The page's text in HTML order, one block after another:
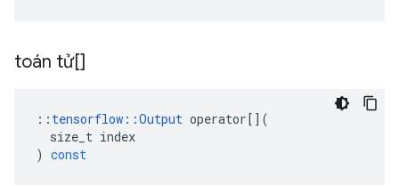
toán tử[]
:: tensorflow ::Output operator[](
size_t index
) const